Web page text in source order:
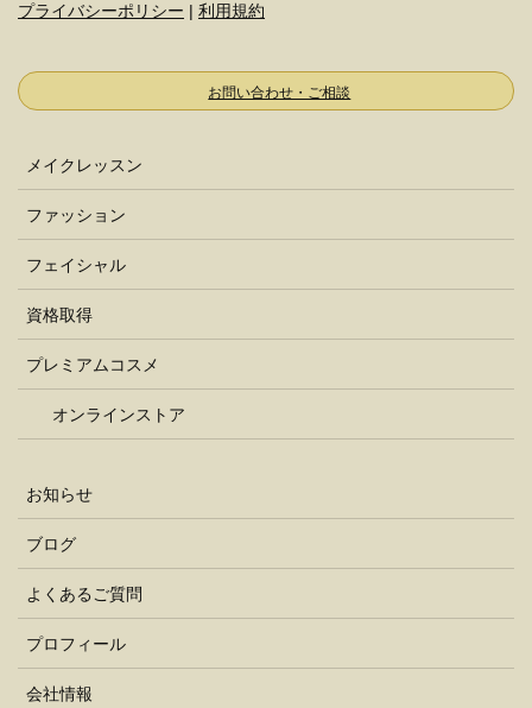
プライバシーポリシー | 利用規約
お問い合わせ・ご相談
メイクレッスン
ファッション
フェイシャル
資格取得
プレミアムコスメ
オンラインストア
お知らせ
ブログ
よくあるご質問
プロフィール
会社情報